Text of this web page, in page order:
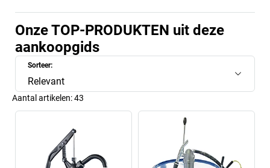
Onze TOP-PRODUKTEN uit deze
aankoopgids
Sorteer:
Relevant
Aantal artikelen:43